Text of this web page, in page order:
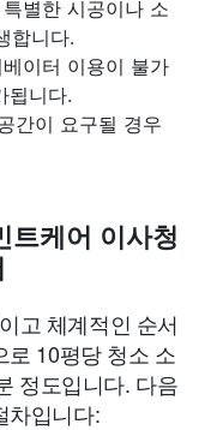
별한 시공이나 소
합니다.
이터 이용이 불가
됩니다.
간이 요구될 경우
트케어 이사청
고 체계적인 순서
로 10평당 청소 소
정도입니다. 다음
차입니다: